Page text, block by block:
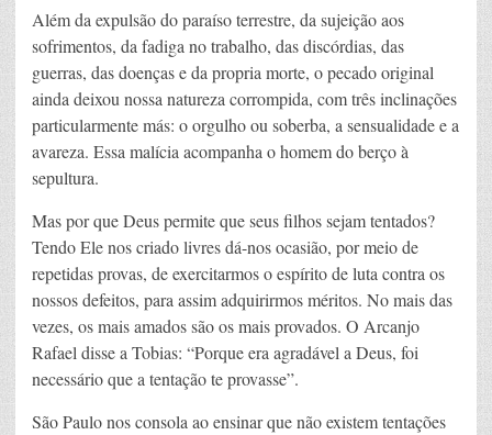
Além da expulsão do paraíso terrestre, da sujeição aos
sofrimentos, da fadiga no trabalho, das discórdias, das
guerras, das doenças e da propria morte, o pecado original
ainda deixou nossa natureza corrompida, com três inclinações
particularmente más: o orgulho ou soberba, a sensualidade e a
avareza. Essa malícia acompanha o homem do berço à
sepultura.
Mas por que Deus permite que seus filhos sejam tentados?
Tendo Ele nos criado livres dá-nos ocasião, por meio de
repetidas provas, de exercitarmos o espírito de luta contra os
nossos defeitos, para assim adquirirmos méritos. No mais das
vezes, os mais amados são os mais provados. O Arcanjo
Rafael disse a Tobias: “Porque era agradável a Deus, foi
necessário que a tentação te provasse”.
São Paulo nos consola ao ensinar que não existem tentações